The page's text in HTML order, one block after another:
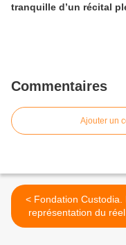
tranquille d’un récital
Commentaires
Ajouter un
< Fondation Custodia. La
représentation du réel
l’épreuve du dessin.